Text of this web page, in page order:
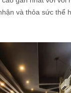
và thỏa sức thể